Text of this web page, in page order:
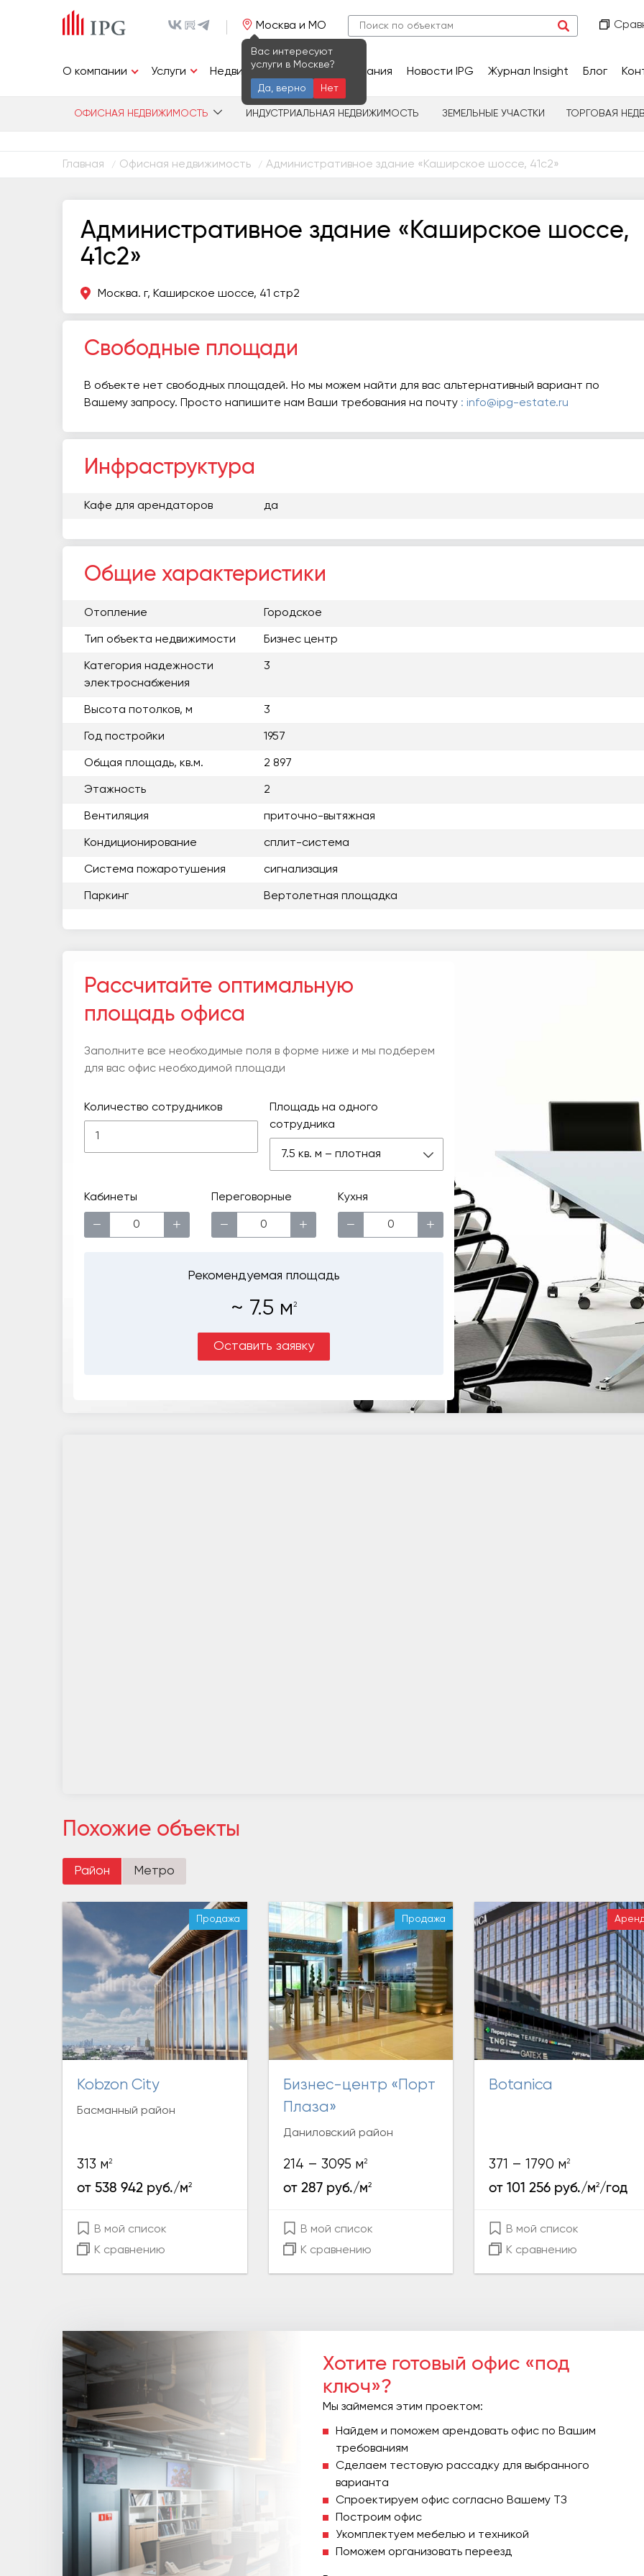
Москва и МО
Вас интересуют
услуги в Москве?
Да, верно Нет
О компании Услуги Недвижимость Исследования Новости IPG Журнал Insight Блог
ОФИСНАЯ НЕДВИЖИМОСТЬ ИНДУСТРИАЛЬНАЯ НЕДВИЖИМОСТЬ ЗЕМЕЛЬНЫЕ УЧАСТКИ ТОРГОВАЯ
Главная / Офисная недвижимость / Административное здание «Каширское шоссе, 41с2»
Административное здание «Каширское шоссе,
41с2»
Москва. г, Каширское шоссе, 41 стр2
Свободные площади
В объекте нет свободных площадей. Но мы можем найти для вас альтернативный вариант по
Вашему запросу. Просто напишите нам Ваши требования на почту : info@ipg-estate.ru
Инфраструктура
Кафе для арендаторов да
Общие характеристики
Отопление Городское
Тип объекта недвижимости Бизнес центр
Категория надежности
электроснабжения
3
Высота потолков, м 3
Год постройки 1957
Общая площадь, кв.м. 2 897
Этажность 2
Вентиляция приточно-вытяжная
Кондиционирование сплит-система
Система пожаротушения сигнализация
Паркинг Вертолетная площадка
Рассчитайте оптимальную
площадь офиса
Заполните все необходимые поля в форме ниже и мы подберем
для вас офис необходимой площади
Количество сотрудников
Площадь на одного
сотрудника
7.5 кв. м – плотная
Кабинеты
− +
Переговорные
− +
Кухня
− +
Рекомендуемая площадь
~ 7.5 м 2
Оставить заявку
Похожие объекты
Район Метро
Продажа
Kobzon City
Басманный район
313 м2
от 538 942 руб./м2
В мой список
К сравнению
Продажа
Бизнес-центр «Порт
Плаза»
Даниловский район
214 – 3095 м2
от 287 руб./м2
В мой список
К сравнению
Botanica
371 – 1790 м2
от 101 256 руб./м2/год
В мой список
К сравнению
Хотите готовый офис «под
ключ»?
Мы займемся этим проектом:
Найдем и поможем арендовать офис по Вашим
требованиям
Сделаем тестовую рассадку для выбранного
варианта
Спроектируем офис согласно Вашему ТЗ
Построим офис
Укомплектуем мебелью и техникой
Поможем организовать переезд